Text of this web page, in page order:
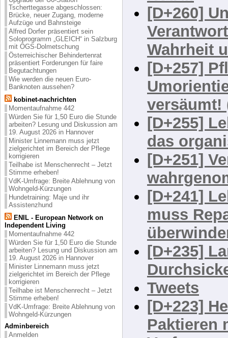
Tscherttegasse abgeschlossen:
Brücke, neuer Zugang, moderne
Aufzüge und Bahnsteige
Alfred Dorfer präsentiert sein
Soloprogramm „GLEICH“ in Salzburg
mit ÖGS-Dolmetschung
Österreichischer Behindertenrat
präsentiert Forderungen für faire
Begutachtungen
Wie werden die neuen Euro-
Banknoten aussehen?
kobinet-nachrichten
Momentaufnahme 442
Würden Sie für 1,50 Euro die Stunde
arbeiten? Lesung und Diskussion am
19. August 2026 in Hannover
Minister Linnemann muss jetzt
zielgerichtet im Bereich der Pflege
korrigieren
Teilhabe ist Menschenrecht – Jetzt
Stimme erheben!
VdK-Umfrage: Breite Ablehnung von
Wohngeld-Kürzungen
Hundetraining: Maje und ihr
Assistenzhund
ENIL - European Network on
Independent Living
Momentaufnahme 442
Würden Sie für 1,50 Euro die Stunde
arbeiten? Lesung und Diskussion am
19. August 2026 in Hannover
Minister Linnemann muss jetzt
zielgerichtet im Bereich der Pflege
korrigieren
Teilhabe ist Menschenrecht – Jetzt
Stimme erheben!
VdK-Umfrage: Breite Ablehnung von
Wohngeld-Kürzungen
Adminbereich
Anmelden
Notruf
[D+260]
Wahrheit
[D+257]
versäumt!
[D+255]
das
[D+251]
[D+241]
muss
[D+235]
Tweets
[D+223]